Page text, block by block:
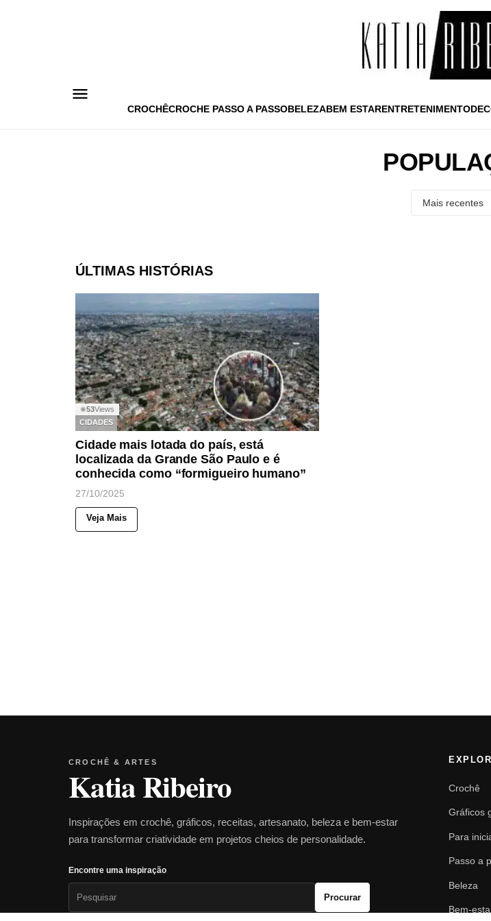
CROCHÊCROCHE PASSO A PASSOBELEZABEM ESTARENTRETENIMENTO
ÚLTIMAS HISTÓRIAS
◉53Views
CIDADES
Cidade mais lotada do país, está
localizada da Grande São Paulo e é
conhecida como “formigueiro humano”
27/10/2025
Veja Mais
CROCHÊ & ARTES
Katia Ribeiro
Inspirações em crochê, gráficos, receitas, artesanato, beleza e bem-estar
para transformar criatividade em projetos cheios de personalidade.
Encontre uma inspiração
Procurar
Crochê
Gráficos
Para
Passo a
Beleza
Bem-